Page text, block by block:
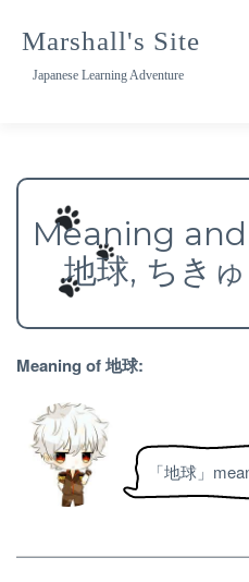
Marshall's Site
Japanese Learning Adventure
Meaning
地球, ちき
Meaning of 地球:
「地球」